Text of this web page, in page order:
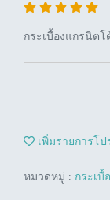
กระเบื้องแกรนิต
เพิ่มรายการโป
หมวดหมู่ : กระเ